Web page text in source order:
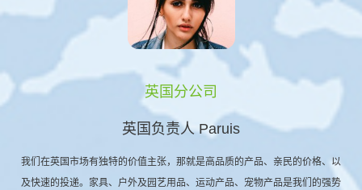
英国分公司
英国负责人 Paruis
我们在英国市场有独特的价值主张，那就是高品质的产品、亲民的价格、以
及快速的投递。家具、户外及园艺用品、运动产品、宠物产品是我们的强势